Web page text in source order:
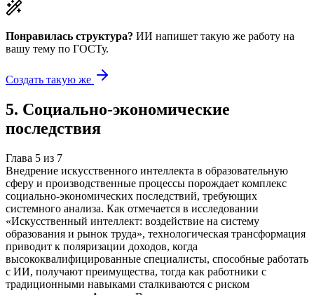
Понравилась структура? ИИ напишет такую же работу на
вашу тему по ГОСТу.
Создать такую же
5. Социально-экономические
последствия
Глава 5 из 7
Внедрение искусственного интеллекта в образовательную
сферу и производственные процессы порождает комплекс
социально-экономических последствий, требующих
системного анализа. Как отмечается в исследовании
«Искусственный интеллект: воздействие на систему
образования и рынок труда», технологическая трансформация
приводит к поляризации доходов, когда
высококвалифицированные специалисты, способные работать
с ИИ, получают преимущества, тогда как работники с
традиционными навыками сталкиваются с риском